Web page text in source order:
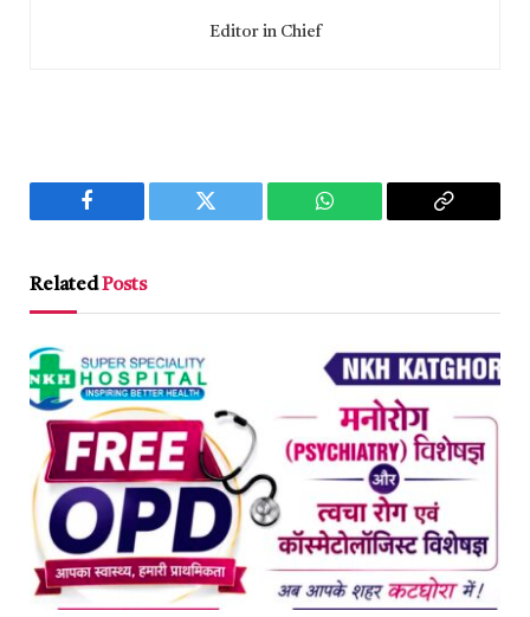
Editor in Chief
Facebook Twitter WhatsApp
Copy
RelatedPosts